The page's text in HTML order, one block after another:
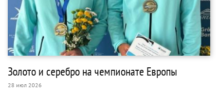
Золото и серебро на чемпионате Европы
28 июл 2026